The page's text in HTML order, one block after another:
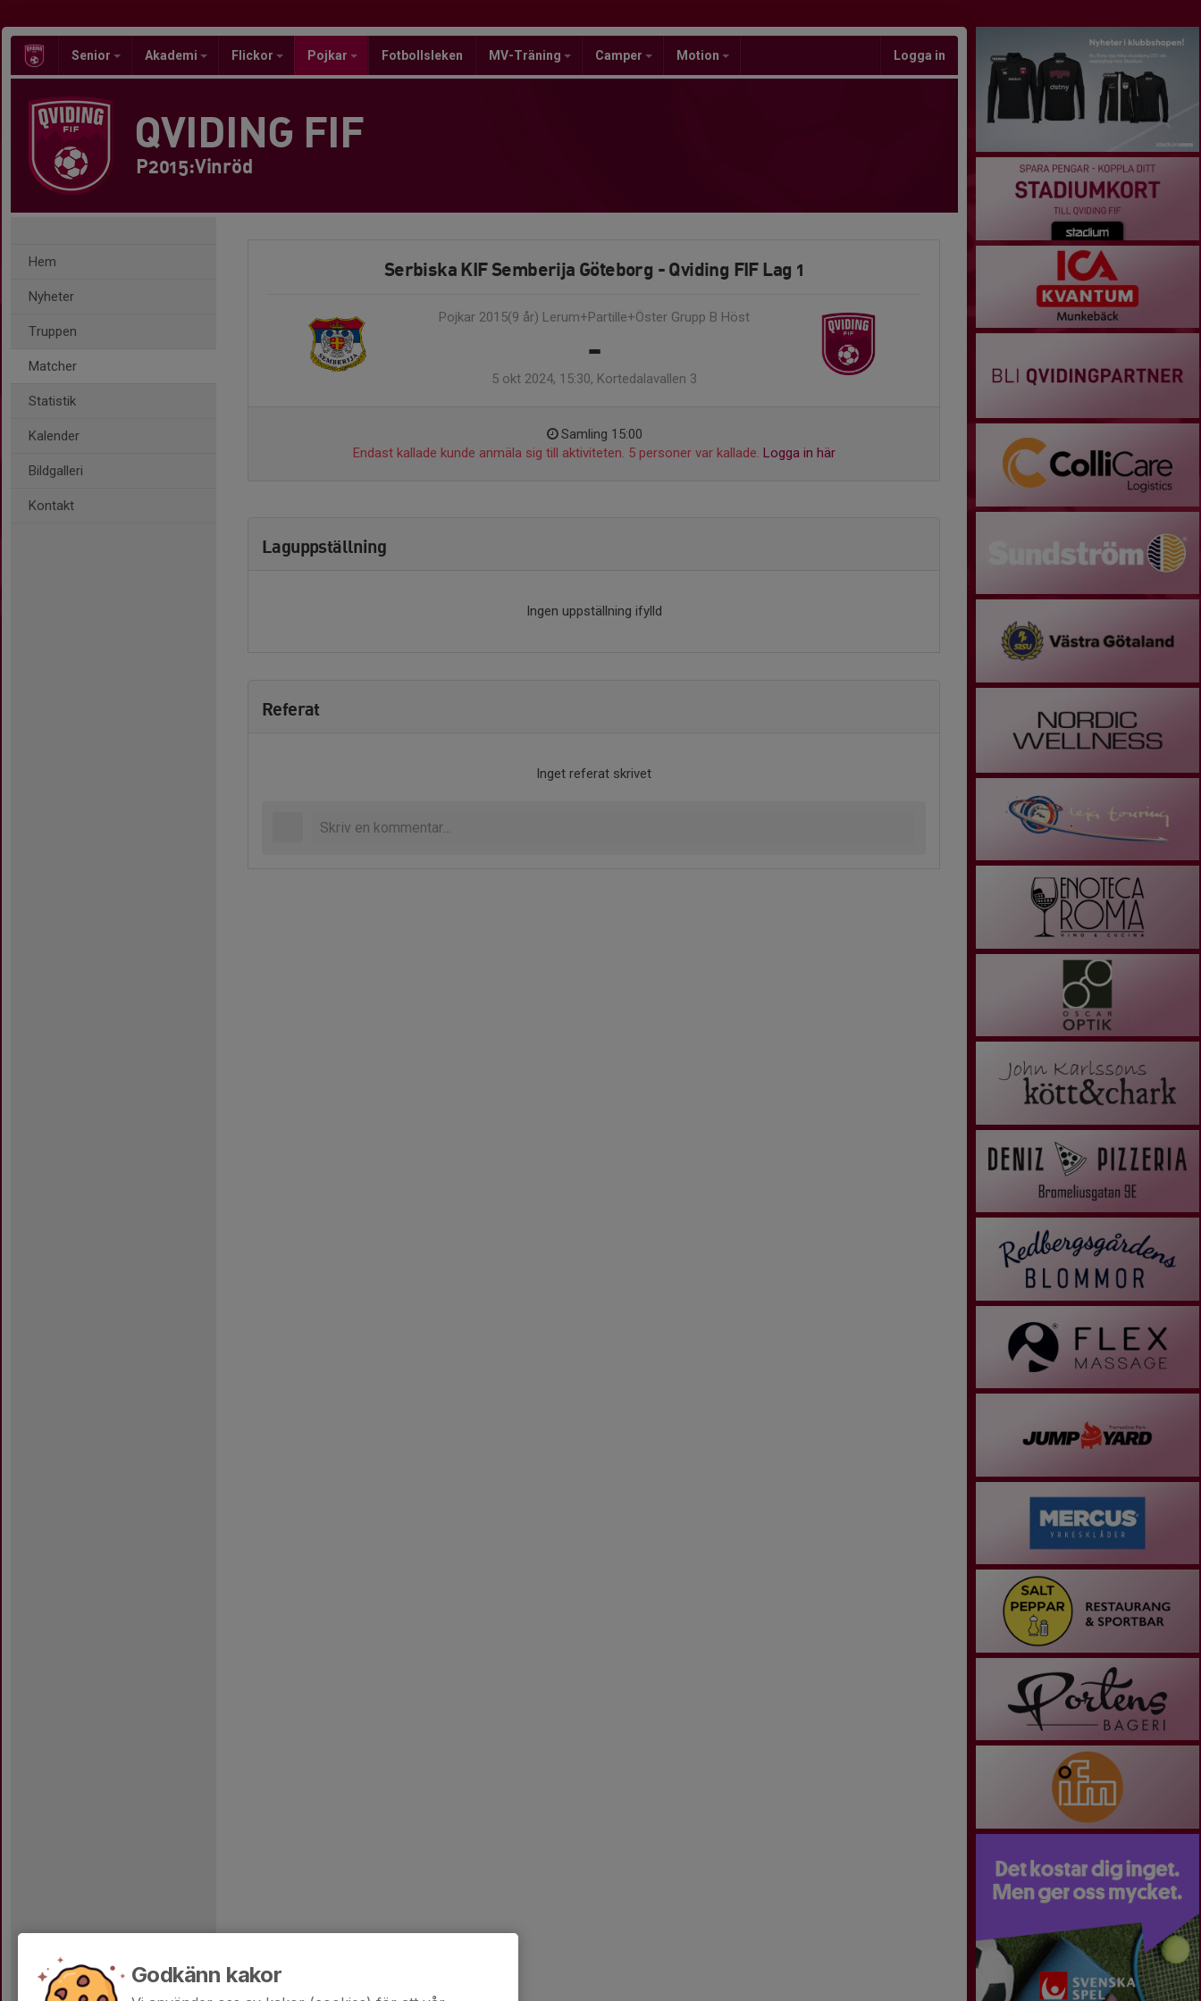
Senior Akademi Flickor Pojkar Fotbollsleken MV-Träning Camper Motion Logga in
QVIDING FIF
P2015:Vinröd
Hem
Nyheter
Truppen
Matcher
Statistik
Kalender
Bildgalleri
Kontakt
Serbiska KIF Semberija Göteborg - Qviding FIF Lag 1
Pojkar 2015(9 år) Lerum+Partille+Öster Grupp B Höst
-
5 okt 2024, 15:30, Kortedalavallen 3
Samling 15:00
Endast kallade kunde anmäla sig till aktiviteten. 5 personer var kallade. Logga in här
Laguppställning
Ingen uppställning ifylld
Referat
Inget referat skrivet
Godkänn kakor